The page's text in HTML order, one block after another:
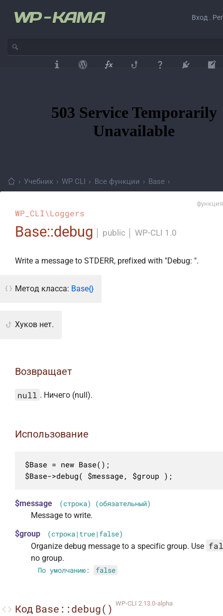
Вход .
› Учебник › WP CLI › Все функции › Base ›
WP_CLI\Loggers
Base::debug public WP-CLI 1.0
Write a message to STDERR, prefixed with "Debug: ".
Метод класса: Base{}
Хуков нет.
Возвращает
null . Ничего (null).
Использование
$Base = new Base();
$Base->debug( $message, $group );
$message (строка) (обязательный)
Message to write.
$group
(строка|true|false)
Organize debug message to a specific group. Use
no group.
По умолчанию: false
Код Base::debug() WP-CLI 2.13.0-alpha